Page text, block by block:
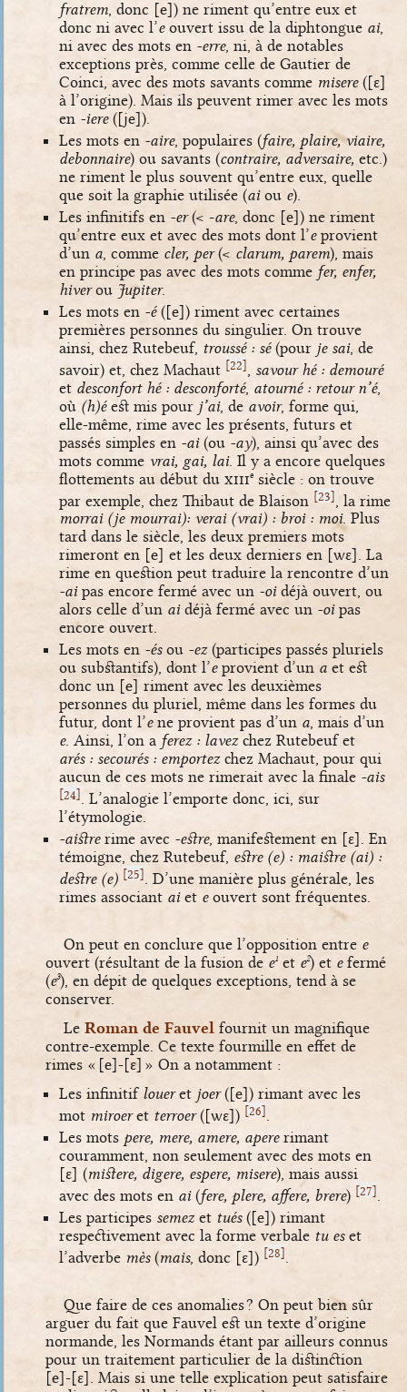
fratrem , donc [e]) ne riment qu’entre eux et
donc ni avec l’eouvert issu de la diphtongue ai,
ni avec des mots en -erre, ni, à de notables
exceptions près, comme celle de Gautier de
Coinci, avec des mots savants comme misere([ɛ]
à l’origine). Mais ils peuvent rimer avec les mots
en -iere([je]).
Les mots en -aire, populaires (faire, plaire, viaire,
debonnaire) ou savants (contraire, adversaire, etc.)
ne riment le plus souvent qu’entre eux, quelle
que soit la graphie utilisée (aiou e).
Les infinitifs en -er(< -are, donc [e]) ne riment
qu’entre eux et avec des mots dont l’eprovient
d’un a , comme cler, per(< clarum, parem), mais
en principe pas avec des mots comme fer, enfer,
hiverou Jupiter.
Les mots en -é([e]) riment avec certaines
premières personnes du singulier. On trouve
ainsi, chez Rutebeuf, troussé : sé(pour je sai, de
savoir) et, chez Machaut [22]
savour hé : demouré
et desconfort hé : desconforté, atourné : retour n’é,
où (h)éest mis pour j’ai, de avoir, forme qui,
elle-même, rime avec les présents, futurs et
passés simples en -ai(ou -ay), ainsi qu’avec des
mots comme vrai, gai, lai. Il y a encore quelques
flottements au début du xiiie siècle : on trouve
par exemple, chez Thibaut de Blaison [23]
, la rime
morrai (je mourrai): verai (vrai) : broi : moi. Plus
tard dans le siècle, les deux premiers mots
rimeront en [e] et les deux derniers en [wɛ] . La
rime en question peut traduire la rencontre d’un
-aipas encore fermé avec un -oidéjà ouvert, ou
alors celle d’un aidéjà fermé avec un -oipas
encore ouvert.
Les mots en -ésou -ez(participes passés pluriels
ou substantifs), dont l’eprovient d’un a et est
donc un [e] riment avec les deuxièmes
personnes du pluriel, même dans les formes du
futur, dont l’ene provient pas d’un a, mais d’un
e. Ainsi, l’on a ferez : lavezchez Rutebeuf et
arés : secourés : emportezchez Machaut, pour qui
aucun de ces mots ne rimerait avec la finale -ais
[24]. L’analogie l’emporte donc, ici, sur
l’étymologie.
-aistrerime avec -estre, manifestement en [ɛ] . En
témoigne, chez Rutebeuf, estre (e) : maistre (ai) :
destre (e) [25]. D’une manière plus générale, les
rimes associant aiet eouvert sont fréquentes.
On peut en conclure que l’opposition entre e
ouvert (résultant de la fusion de e1 et e2) et efermé
(e3), en dépit de quelques exceptions, tend à se
conserver.
Le Roman de Fauvel fournit un magnifique
contre-exemple. Ce texte fourmille en effet de
rimes « [e]-[ɛ] » On a notamment :
Les infinitif loueret joer([e]) rimant avec les
mot miroeret terroer([wɛ]) [26]
Les mots pere, mere, amere, apererimant
couramment, non seulement avec des mots en
[ɛ] (mistere, digere, espere, misere), mais aussi
avec des mots en ai(fere, plere, affere, brere) [27]
Les participes semezet tués([e]) rimant
respectivement avec la forme verbale tu eset
l’adverbe mès(mais, donc [ɛ]) [28]
Que faire de ces anomalies ? On peut bien sûr
arguer du fait que Fauvel est un texte d’origine
normande, les Normands étant par ailleurs connus
pour un traitement particulier de la distinction
[e]-[ɛ] . Mais si une telle explication peut satisfaire